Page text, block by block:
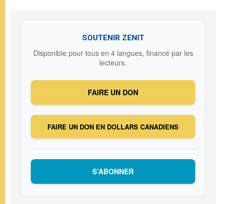
SOUTENIR ZENIT
Disponible pour tous en 4 langues, financé par les
lecteurs.
FAIRE UN DON
FAIRE UN DON EN DOLLARS CANADIENS
S’ABONNER